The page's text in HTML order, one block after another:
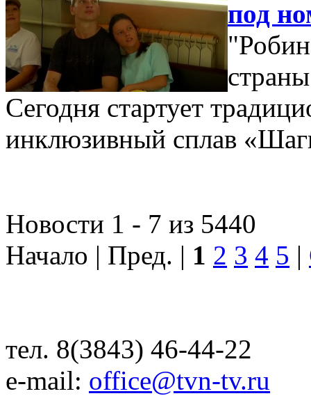
под
Сегодня стартует
инклюзивный сплав
Новости 1 - 7 из 5440
Начало | Пред. | 1 2 3 4 5 |
тел. 8(3843) 46-44-22
e-mail: office@tvn-tv.ru